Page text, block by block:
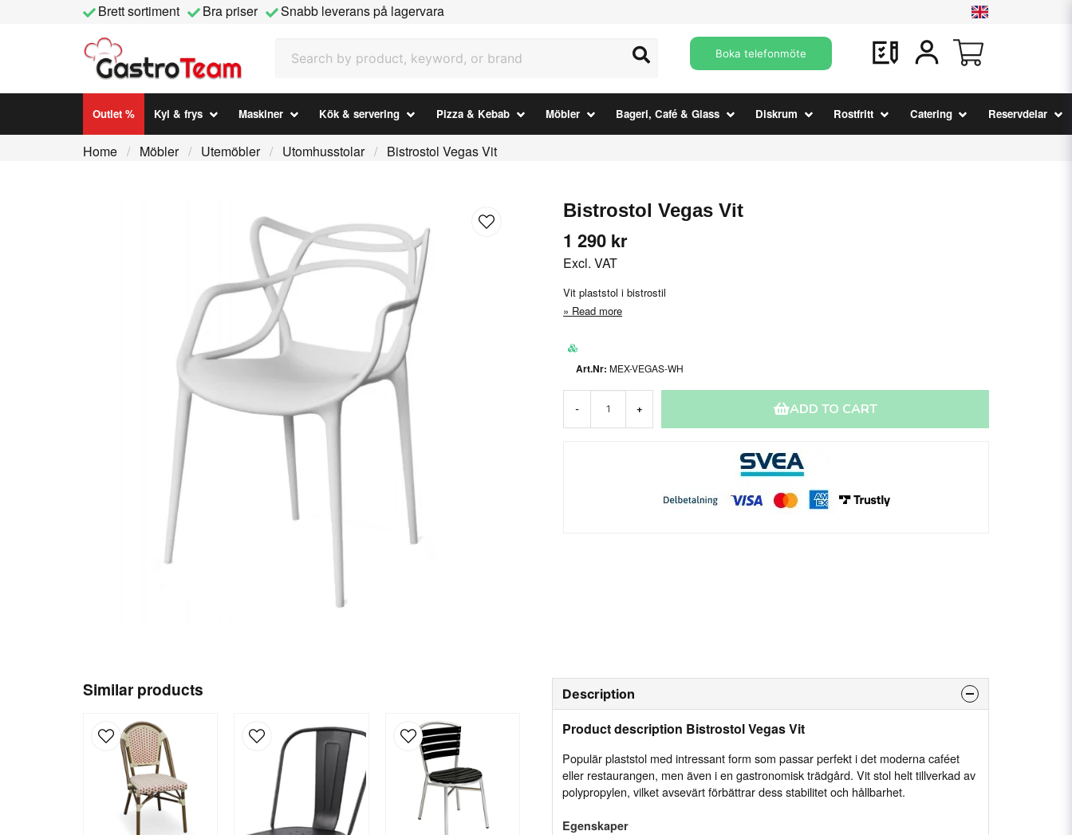
Brett sortiment Bra priser
Snabb leverans på lagervara
Boka telefonmöte
Outlet % Kyl & frys Maskiner Kök & servering Pizza & Kebab Möbler Bageri, Café & Glass Diskrum Rostfritt Catering Reservdelar
Home Möbler Utemöbler Utomhusstolar Bistrostol Vegas Vit
Bistrostol Vegas Vit
1 290 kr
Excl. VAT
Vit plaststol i bistrostil
Read more
MEX-VEGAS-WH
- + ADD TO CART
Similar products Description
Product description Bistrostol Vegas Vit
Populär plaststol med intressant form som passar perfekt i det moderna caféet
eller restaurangen, men även i en gastronomisk trädgård. Vit stol helt tillverkad av
polypropylen, vilket avsevärt förbättrar dess stabilitet och hållbarhet.
Egenskaper